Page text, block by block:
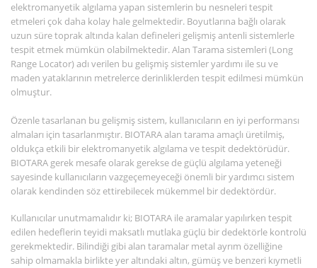
elektromanyetik algılama yapan sistemlerin bu nesneleri tespit
etmeleri çok daha kolay hale gelmektedir. Boyutlarına bağlı olarak
uzun süre toprak altında kalan defineleri gelişmiş antenli sistemlerle
tespit etmek mümkün olabilmektedir. Alan Tarama sistemleri (Long
Range Locator) adı verilen bu gelişmiş sistemler yardımı ile su ve
maden yataklarının metrelerce derinliklerden tespit edilmesi mümkün
olmuştur.
Özenle tasarlanan bu gelişmiş sistem, kullanıcıların en iyi performansı
almaları için tasarlanmıştır. BIOTARA alan tarama amaçlı üretilmiş,
oldukça etkili bir elektromanyetik algılama ve tespit dedektörüdür.
BIOTARA gerek mesafe olarak gerekse de güçlü algılama yeteneği
sayesinde kullanıcıların vazgeçemeyeceği önemli bir yardımcı sistem
olarak kendinden söz ettirebilecek mükemmel bir dedektördür.
Kullanıcılar unutmamalıdır ki; BIOTARA ile aramalar yapılırken tespit
edilen hedeflerin teyidi maksatlı mutlaka güçlü bir dedektörle kontrolü
gerekmektedir. Bilindiği gibi alan taramalar metal ayrım özelliğine
sahip olmamakla birlikte yer altındaki altın, gümüş ve benzeri kıymetli